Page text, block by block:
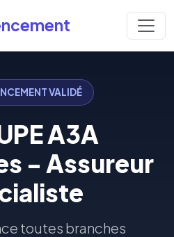
VALIDÉ
A3A
- Assureur
toutes branches